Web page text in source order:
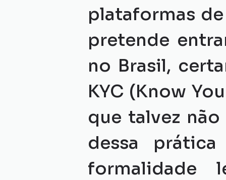
plataformas
pretende
no Brasil,
KYC (Know
que talvez
dessa
formalidade